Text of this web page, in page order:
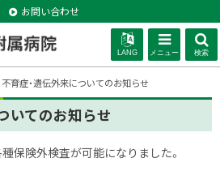
お問い合わせ
附
LANG メニュー 検索
不育症・遺伝外来についてのお知らせ
いてのお知らせ
保険外検査が可能になりました。